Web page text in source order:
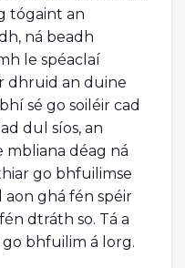
tógaint an
ná beadh
le spéaclaí
dhruid an duine
sé go soiléir cad
dul síos, an
mbliana déag ná
go bhfuilimse
aon ghá fén spéir
dtráth so. Tá a
go bhfuilim á lorg.